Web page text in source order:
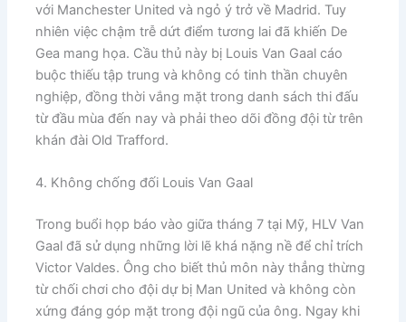
với Manchester United và ngỏ ý trở về Madrid. Tuy
nhiên việc chậm trễ dứt điểm tương lai đã khiến De
Gea mang họa. Cầu thủ này bị Louis Van Gaal cáo
buộc thiếu tập trung và không có tinh thần chuyên
nghiệp, đồng thời vắng mặt trong danh sách thi đấu
từ đầu mùa đến nay và phải theo dõi đồng đội từ trên
khán đài Old Trafford.
4. Không chống đối Louis Van Gaal
​Trong buổi họp báo vào giữa tháng 7 tại Mỹ, HLV Van
Gaal đã sử dụng những lời lẽ khá nặng nề để chỉ trích
Victor Valdes. Ông cho biết thủ môn này thẳng thừng
từ chối chơi cho đội dự bị Man United và không còn
xứng đáng góp mặt trong đội ngũ của ông. Ngay khi